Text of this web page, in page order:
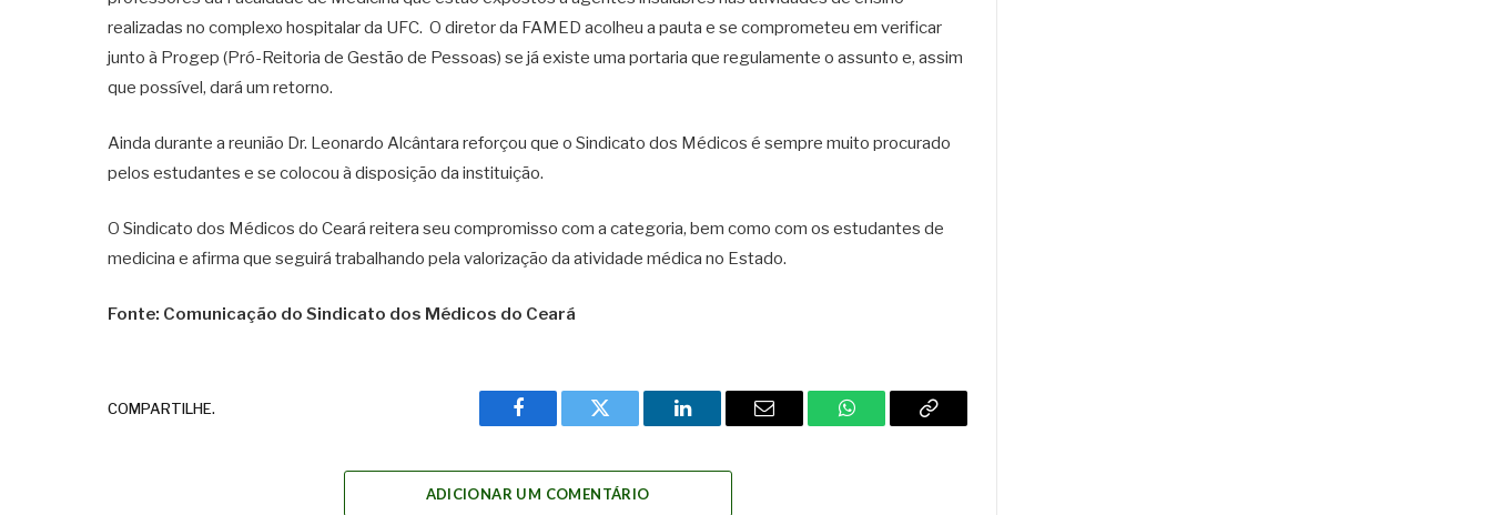
realizadas no complexo hospitalar da UFC. O diretor da FAMED acolheu a pauta e se comprometeu em verificar
junto à Progep (Pró-Reitoria de Gestão de Pessoas) se já existe uma portaria que regulamente o assunto e, assim
que possível, dará um retorno.
Ainda durante a reunião Dr. Leonardo Alcântara reforçou que o Sindicato dos Médicos é sempre muito procurado
pelos estudantes e se colocou à disposição da instituição.
O Sindicato dos Médicos do Ceará reitera seu compromisso com a categoria, bem como com os estudantes de
medicina e afirma que seguirá trabalhando pela valorização da atividade médica no Estado.
Fonte: Comunicação do Sindicato dos Médicos do Ceará
COMPARTILHE.
Facebook Twitter LinkedIn Email WhatsAppCopy
ADICIONAR UM COMENTÁRIO